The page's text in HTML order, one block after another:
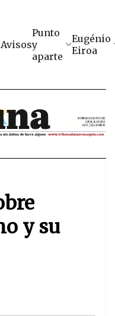
Avisos
Punto
y
aparte
Eugénio
Eiroa
y su